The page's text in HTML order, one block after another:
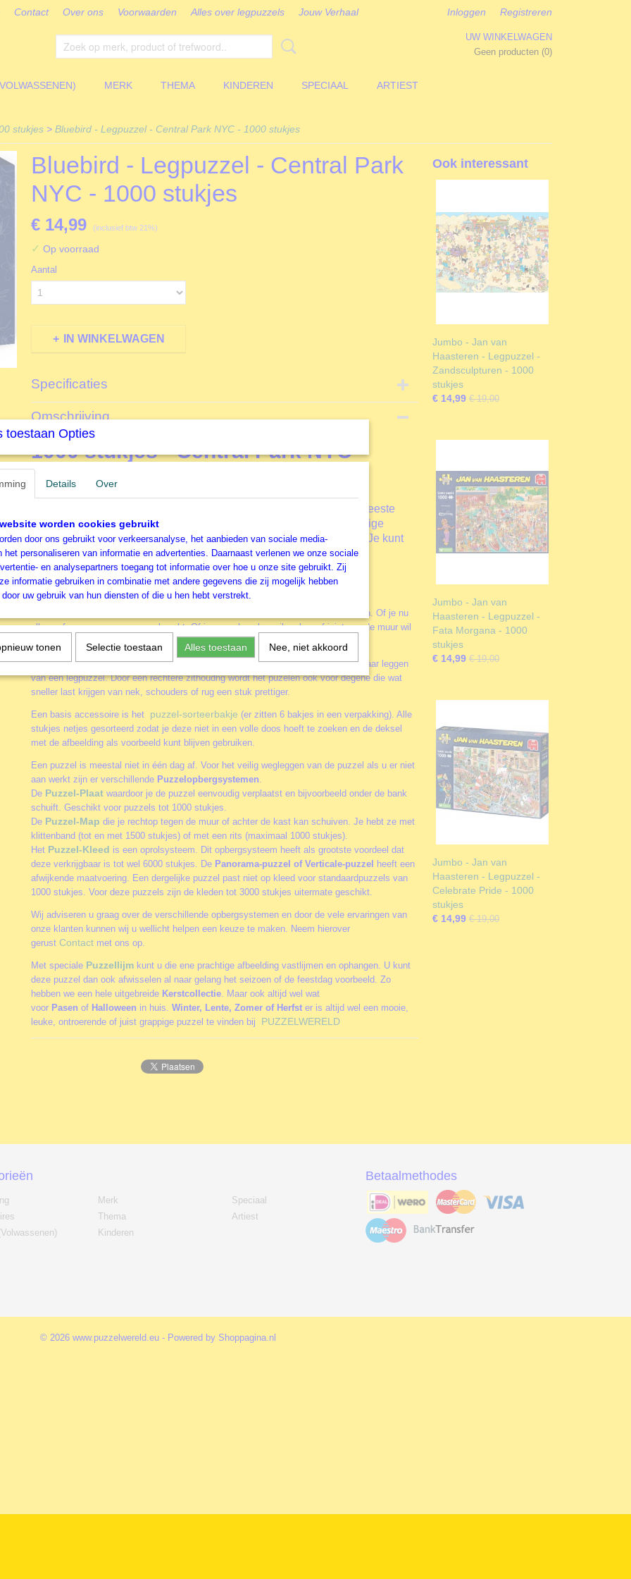
Contact Over ons Voorwaarden Alles over legpuzzels Jouw Verhaal Inloggen Registreren
UW WINKELWAGEN
Geen producten (0)
MERK THEMA KINDEREN SPECIAAL ARTIEST
stukjes > Bluebird - Legpuzzel - Central Park NYC - 1000 stukjes
Bluebird - Legpuzzel - Central Park
NYC - 1000 stukjes
€ 14,99 (inclusief btw 21%)
✓ Op voorraad
Aantal
IN WINKELWAGEN
Specificaties
Productcode
Productcode leverancier
Formaat gelegde puzzel
68x48 cm
Omschrijving
1000 stukjes - Central Park NYC
Bluebird Legpuzzel
De puzzelstukjes van Bluebird zijn net iets minder dik dan van de meeste
andere merken die wij in ons assortiment hebben, maar van dusdanige
kwaliteit en met leuke afbeeldingen die zeker de moeite waard zijn. Je kunt
deze puzzel Central Park NYC beslist eens een keer uitproberen
Central Park NYC
Accessoires
Door het gebruik van de diverse accessoires kun je het puzzelen nog leuker maken. Of je nu
alleen of samen aan een puzzel werkt. Of je puzzels vaker wil maken of juist aan de muur wil
NIEUWde Puzzel-ezel. Dit geweldige hulpmiddel voor het zeer comfortabel in elkaar leggen
van een legpuzzel. Door een rechtere zithoudng wordt het puzelen ook voor degene die wat
sneller last krijgen van nek, schouders of rug een stuk prettiger.
Een basis accessoire is het puzzel-sorteerbakje (er zitten 6 bakjes in een verpakking). Alle
stukjes netjes gesorteerd zodat je deze niet in een volle doos hoeft te zoeken en de deksel
met de afbeelding als voorbeeld kunt blijven gebruiken.
Een puzzel is meestal niet in één dag af. Voor het veilig wegleggen van de puzzel als u er niet
aan werkt zijn er verschillende Puzzelopbergsystemen.
De Puzzel-Plaat waardoor je de puzzel eenvoudig verplaatst en bijvoorbeeld onder de bank
schuift. Geschikt voor puzzels tot 1000 stukjes.
De Puzzel-Map die je rechtop tegen de muur of achter de kast kan schuiven. Je hebt ze met
klittenband (tot en met 1500 stukjes) of met een rits (maximaal 1000 stukjes).
Het Puzzel-Kleed is een oprolsysteem. Dit opbergsysteem heeft als grootste voordeel dat
deze verkrijgbaar is tot wel 6000 stukjes. De Panorama-puzzel of Verticale-puzzel
heeft een
afwijkende maatvoering. Een dergelijke puzzel past niet op kleed voor standaardpuzzels van
1000 stukjes. Voor deze puzzels zijn de kleden tot 3000 stukjes uitermate geschikt.
Wij adviseren u graag over de verschillende opbergsystemen en door de vele ervaringen van
onze klanten kunnen wij u wellicht helpen een keuze te maken. Neem hierover
gerust Contact met ons op.
Met speciale Puzzellijm kunt u die ene prachtige afbeelding vastlijmen en ophangen. U kunt
deze puzzel dan ook afwisselen al naar gelang het seizoen of de feestdag voorbeeld. Zo
hebben we een hele uitgebreide Kerstcollectie. Maar ook altijd wel wat
voor Pasen of Halloween in huis. Winter, Lente, Zomer of Herfst er is altijd wel een mooie,
leuke, ontroerende of juist grappige puzzel te vinden bij PUZZELWERELD
Ook interessant
Jumbo - Jan van
Haasteren - Legpuzzel -
Zandsculpturen - 1000
stukjes
€ 14,99 € 19,00
Jumbo - Jan van
Haasteren - Legpuzzel -
Fata Morgana - 1000
stukjes
€ 14,99 € 19,00
Jumbo - Jan van
Haasteren - Legpuzzel -
Celebrate Pride - 1000
stukjes
€ 14,99 € 19,00
Merk
Thema
Kinderen
Speciaal
Artiest
Betaalmethodes
© 2026 www.puzzelwereld.eu - Powered by Shoppagina.nl
toestaan Opties
Details Over
worden cookies gebruikt
door ons gebruikt voor verkeersanalyse, het aanbieden van sociale media-
het personaliseren van informatie en advertenties. Daarnaast verlenen we onze sociale
en analysepartners toegang tot informatie over hoe u onze site gebruikt. Zij
informatie gebruiken in combinatie met andere gegevens die zij mogelijk hebben
uw gebruik van hun diensten of die u hen hebt verstrekt.
tonen Selectie toestaan Alles toestaan Nee, niet akkoord